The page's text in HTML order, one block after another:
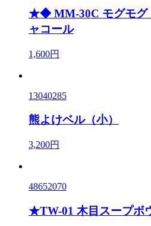
★◆ MM-30C モグモグ
ャコール
1,600円
13040285
熊よけベル（小）
3,200円
48652070
★TW-01 木目スープボ